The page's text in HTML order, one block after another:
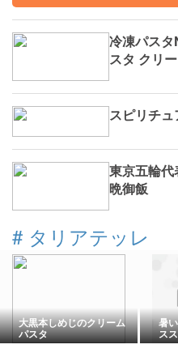
冷凍パス
スタ クリ
スピリチ
東京五輪
晩御飯
# タリアテッレ
大黒本しめじのクリーム
パスタ
暑
ス
ー